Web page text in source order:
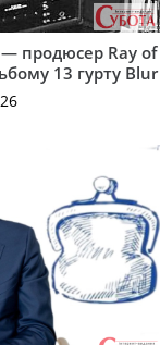
продюсер Ray of
13 гурту Blur